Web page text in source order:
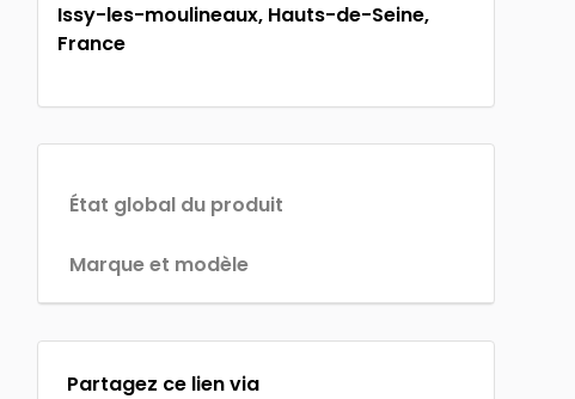
Issy-les-moulineaux, Hauts-de-Seine,
France
État global du produit
Marque et modèle
Partagez ce lien via